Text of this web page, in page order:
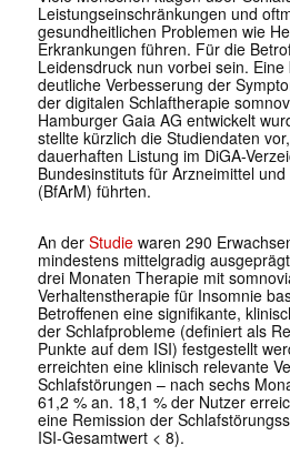
Leistungseinschränkungen und
gesundheitlichen Problemen wie
Erkrankungen führen. Für die
Leidensdruck nun vorbei sein.
deutliche Verbesserung der
der digitalen Schlaftherapie
Hamburger Gaia AG entwickelt
stellte kürzlich die Studiendaten
dauerhaften Listung im DiGA-
Bundesinstituts für Arzneimittel
(BfArM) führten.
An der Studiewaren 290
mindestens mittelgradig
drei Monaten Therapie mit
Verhaltenstherapie für Insomnie
Betroffenen eine signifikante,
der Schlafprobleme (definiert als
Punkte auf dem ISI) festgestellt
erreichten eine klinisch relevante
Schlafstörungen – nach sechs
61,2 % an. 18,1 % der Nutzer
eine Remission der
ISI-Gesamtwert < 8).